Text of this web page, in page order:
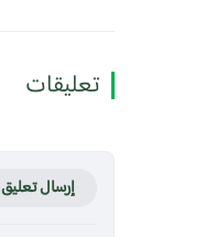
تعليقات
إرسال تعليق